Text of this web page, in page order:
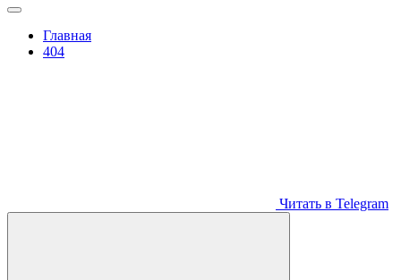
Главная
404
Читать в Telegram